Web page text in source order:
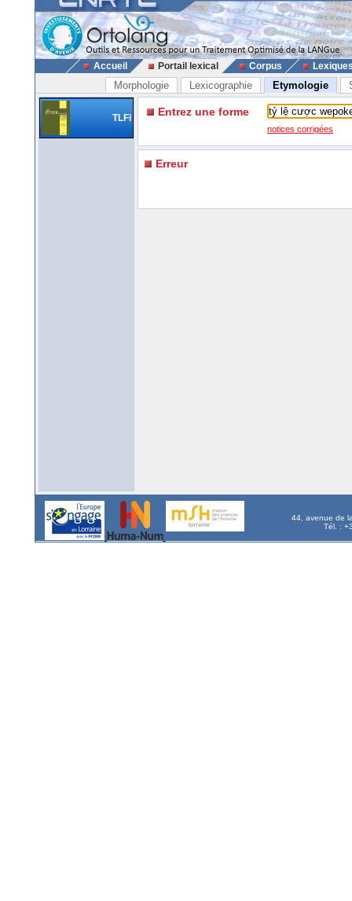
Accueil Portail lexical Corpus
Morphologie Lexicographie Etymologie
TLFi Entrez une forme
notices corrigées
Erreur
44, avenue de
Tél. :